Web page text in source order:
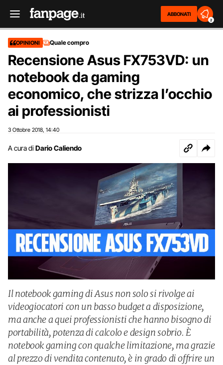
ABBONATI
2
OPINIONI Quale compro
Recensione Asus FX753VD: un
notebook da gaming
economico, che strizza l’occhio
ai professionisti
3 Ottobre 2018 14:40
A cura di Dario Caliendo
Il notebook gaming di Asus non solo si rivolge ai
videogiocatori con un basso budget a disposizione,
ma anche a quei professionisti che hanno bisogno di
portabilità, potenza di calcolo e design sobrio. È
notebook gaming con qualche limitazione, ma grazie
al prezzo di vendita contenuto, è in grado di offrire un